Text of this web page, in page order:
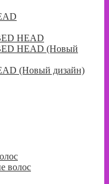
HEAD
HEAD (Новый
(Новый дизайн)
волос